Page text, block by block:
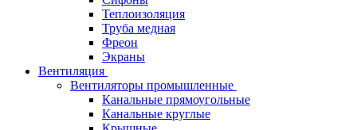
Теплоизоляция
Труба медная
Фреон
Экраны
Вентиляция
Вентиляторы промышленные
Канальные прямоугольные
Канальные круглые